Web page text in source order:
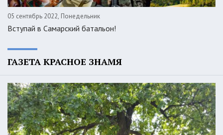
05 сентябрь 2022, Понедельник
Вступай в Самарский батальон!
ГАЗЕТА КРАСНОЕ ЗНАМЯ